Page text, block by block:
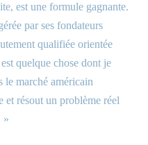
est une formule gagnante.
par ses fondateurs
qualifiée orientée
quelque chose dont je
le marché américain
et résout un problème réel
»